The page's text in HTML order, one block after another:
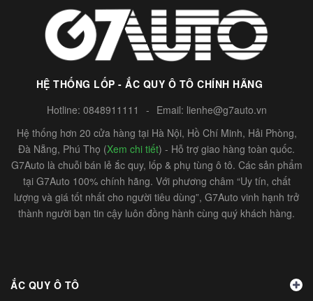
HỆ THỐNG LỐP - ẮC QUY Ô TÔ CHÍNH HÃNG
Hotline: 0848911111 - Email: lienhe@g7auto.vn
Hệ thống hơn 20 cửa hàng tại Hà Nội, Hồ Chí Minh, Hải Phòng,
Đà Nẵng, Phú Thọ (Xem chi tiết) - Hỗ trợ giao hàng toàn quốc.
G7Auto là chuỗi bán lẻ ắc quy, lốp & phụ tùng ô tô. Các sản phẩm
tại G7Auto 100% chính hãng. Với phương châm “Uy tín, chất
lượng và giá tốt nhất cho người tiêu dùng”, G7Auto vinh hạnh trở
thành người bạn tin cậy luôn đồng hành cùng quý khách hàng.
ẮC QUY Ô TÔ